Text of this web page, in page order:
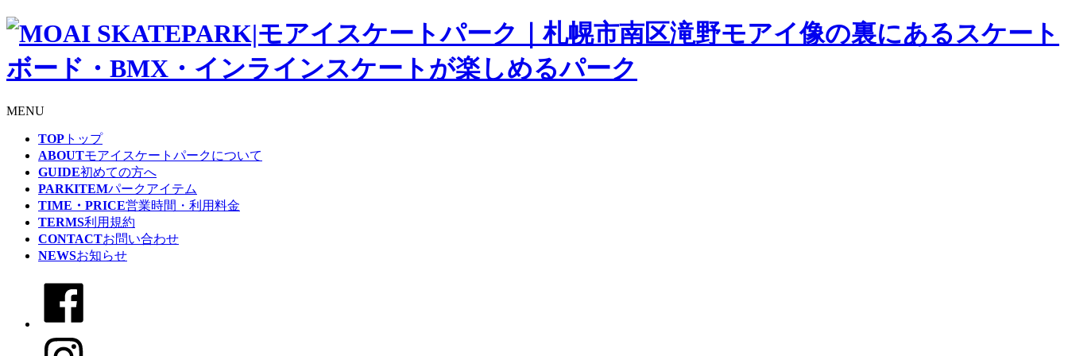
MENU
TOP トップ
ABOUTモアイスケートパークについて
GUIDE初めての方へ
PARKITEMパークアイテム
TIME・PRICE営業時間・利用料金
TERMS利用規約
CONTACTお問い合わせ
NEWSお知らせ